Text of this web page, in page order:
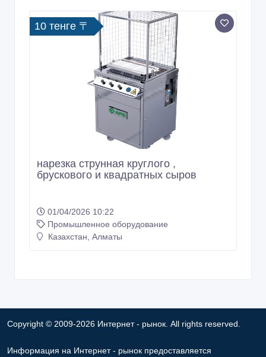
10 тенге 〒
нарезка струнная круглого ,
брускового и квадратных сыров
01/04/2026 10:22
Промышленное оборудование
Казахстан, Алматы
Copyright © 2009-2026 Интернет - рынок. All rights reserved.
Информация на Интернет - рынок предоставляется